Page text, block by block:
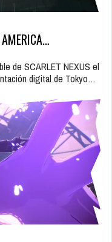
de SCARLET NEXUS el
digital de Tokyo…